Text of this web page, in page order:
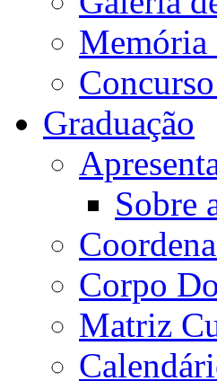
Memória
Graduação
Sobre
Corpo
Matriz